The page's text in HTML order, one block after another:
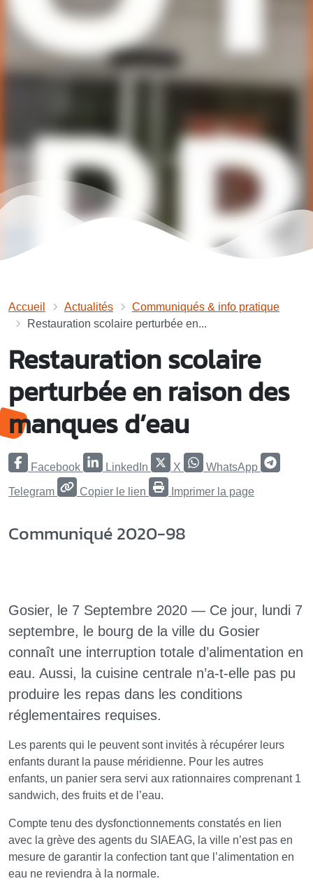
Accueil Actualités
Communiqués & info pratique
Restauration scolaire perturbée en...
Restauration scolaire
perturbée en raison des
manques d’eau
Facebook LinkedIn X WhatsApp
Telegram Copier le lien Imprimer la page
Communiqué 2020-98
Gosier, le 7 Septembre 2020 — Ce jour, lundi 7
septembre, le bourg de la ville du Gosier
connaît une interruption totale d’alimentation en
eau. Aussi, la cuisine centrale n’a-t-elle pas pu
produire les repas dans les conditions
réglementaires requises.
Les parents qui le peuvent sont invités à récupérer leurs
enfants durant la pause méridienne. Pour les autres
enfants, un panier sera servi aux rationnaires comprenant 1
sandwich, des fruits et de l’eau.
Compte tenu des dysfonctionnements constatés en lien
avec la grève des agents du SIAEAG, la ville n’est pas en
mesure de garantir la confection tant que l’alimentation en
eau ne reviendra à la normale.